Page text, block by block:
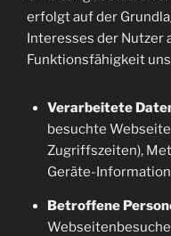
erfolgt auf der
Interesses der Nutzer
Funktionsfähigkeit
Verarbeitete
besuchte
Zugriffszeiten),
Geräte-
Betroffene